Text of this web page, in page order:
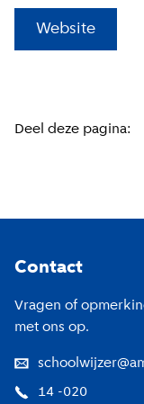
Website
Deel deze pagina:
Contact
Vragen of
met ons op.
14 -020